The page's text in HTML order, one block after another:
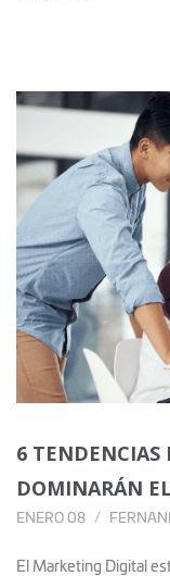
6 TENDENCIAS
DOMINARÁN
ENERO 08
El Marketing Digital